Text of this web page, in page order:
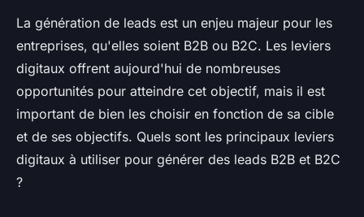
La génération de leads est un enjeu majeur pour les
entreprises, qu'elles soient B2B ou B2C. Les leviers
digitaux offrent aujourd'hui de nombreuses
opportunités pour atteindre cet objectif, mais il est
important de bien les choisir en fonction de sa cible
et de ses objectifs. Quels sont les principaux leviers
digitaux à utiliser pour générer des leads B2B et B2C
?